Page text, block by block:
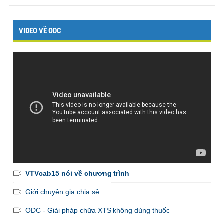
VIDEO VỀ ODC
VTVcab15 nói về chương trình
Giới chuyên gia chia sẻ
ODC - Giải pháp chữa XTS không dùng thuốc